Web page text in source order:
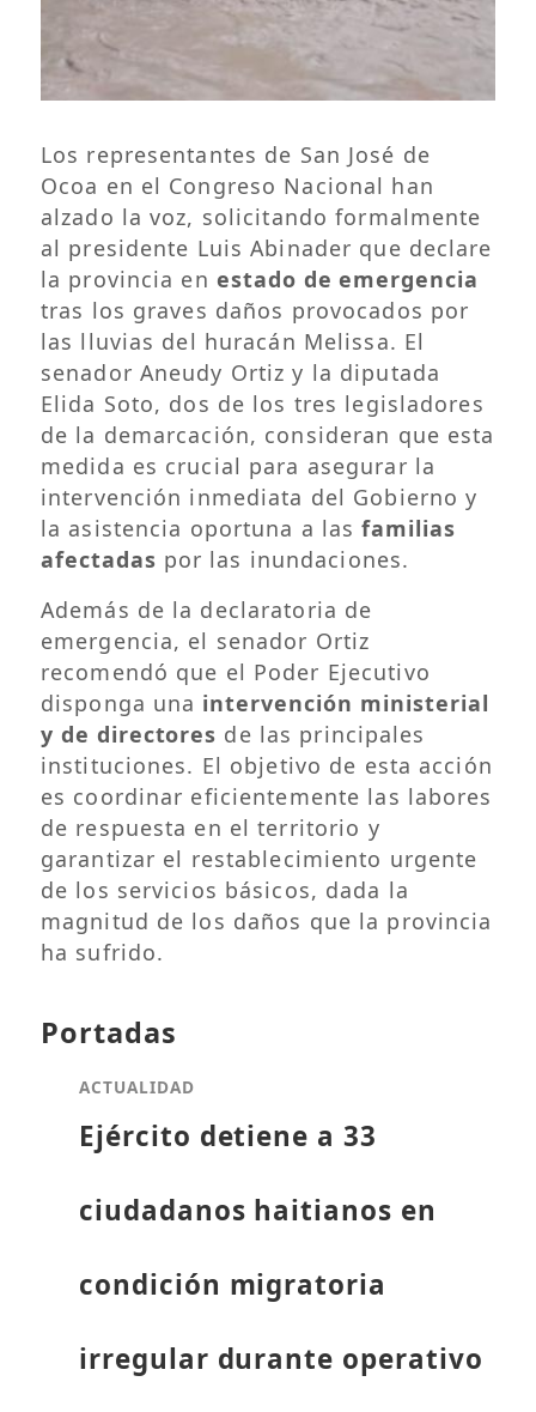
Los representantes de San José de
Ocoa en el Congreso Nacional han
alzado la voz, solicitando formalmente
al presidente Luis Abinader que declare
la provincia en estado de emergencia
tras los graves daños provocados por
las lluvias del huracán Melissa. El
senador Aneudy Ortiz y la diputada
Elida Soto, dos de los tres legisladores
de la demarcación, consideran que esta
medida es crucial para asegurar la
intervención inmediata del Gobierno y
la asistencia oportuna a lasfamilias
afectadas por las inundaciones.
Además de la declaratoria de
emergencia, el senador Ortiz
recomendó que el Poder Ejecutivo
disponga una intervención ministerial
y de directores de las principales
instituciones. El objetivo de esta acción
es coordinar eficientemente las labores
de respuesta en el territorio y
garantizar el restablecimiento urgente
de los servicios básicos, dada la
magnitud de los daños que la provincia
ha sufrido.
Portadas
ACTUALIDAD
Ejército detiene a 33
ciudadanos haitianos en
condición migratoria
irregular durante operativo